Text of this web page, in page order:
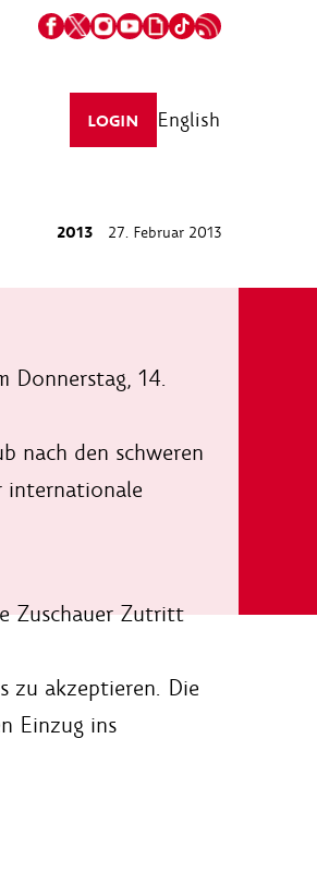
LOGIN English
2013 27. Februar 2013
Donnerstag, 14.
nach den schweren
internationale
Zuschauer Zutritt
zu akzeptieren. Die
Einzug ins